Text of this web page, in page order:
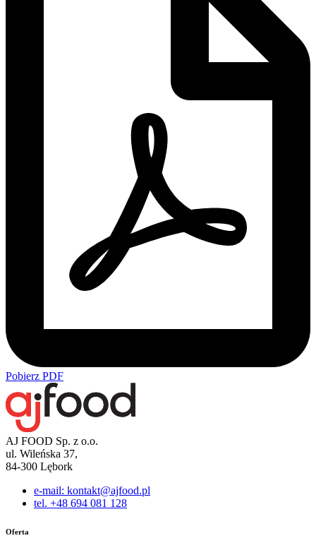
Pobierz PDF
AJ FOOD Sp. z o.o.
ul. Wileńska 37,
84-300 Lębork
e-mail: kontakt@ajfood.pl
tel. +48 694 081 128
Oferta